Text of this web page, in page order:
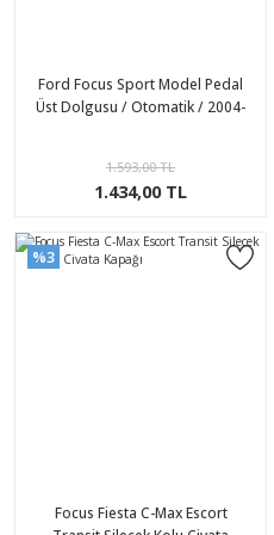
Ford Focus Sport Model Pedal
Üst Dolgusu / Otomatik / 2004-
1.593,00 TL
1.434,00 TL
%3
Focus Fiesta C-Max Escort